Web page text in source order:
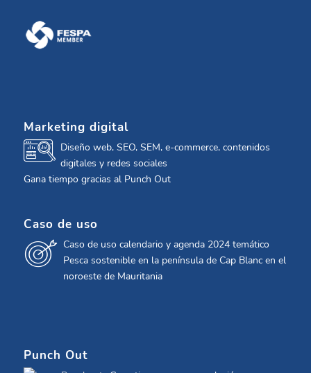
Marketing digital
Diseño web, SEO, SEM, e-commerce, contenidos
digitales y redes sociales
Gana tiempo gracias al Punch Out
Caso de uso
Caso de uso calendario y agenda 2024 temático
Pesca sostenible en la península de Cap Blanc en el
noroeste de Mauritania
Punch Out